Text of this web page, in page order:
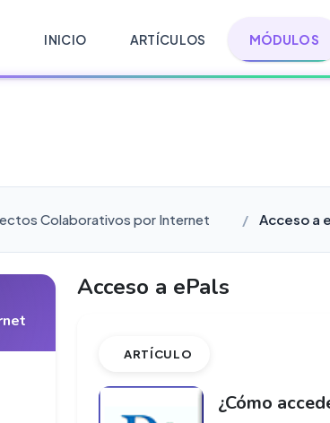
INICIO ARTÍCULOS MÓDULOS
Colaborativos por Internet Acceso a
Acceso a ePals
ARTÍCULO
¿Cómo